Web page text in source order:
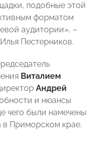
подобные этой
форматом
аудитории», –
Пестерников.
Виталием
Андрей
и нюансы
чего были намечены
в Приморском крае.